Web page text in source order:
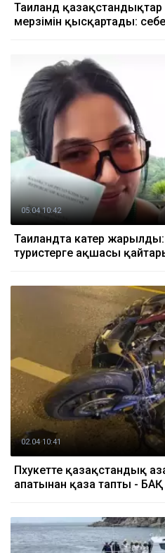
Таиланд
мерзімін қысқартады:
05.04 10:42
Таиландта катер
туристерге ақшасы
02.04 10:41
Пхукетте қазақстандық
апатынан қаза тапты - БАҚ